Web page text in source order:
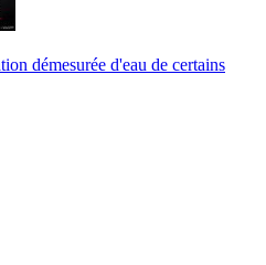
démesurée d'eau de certains